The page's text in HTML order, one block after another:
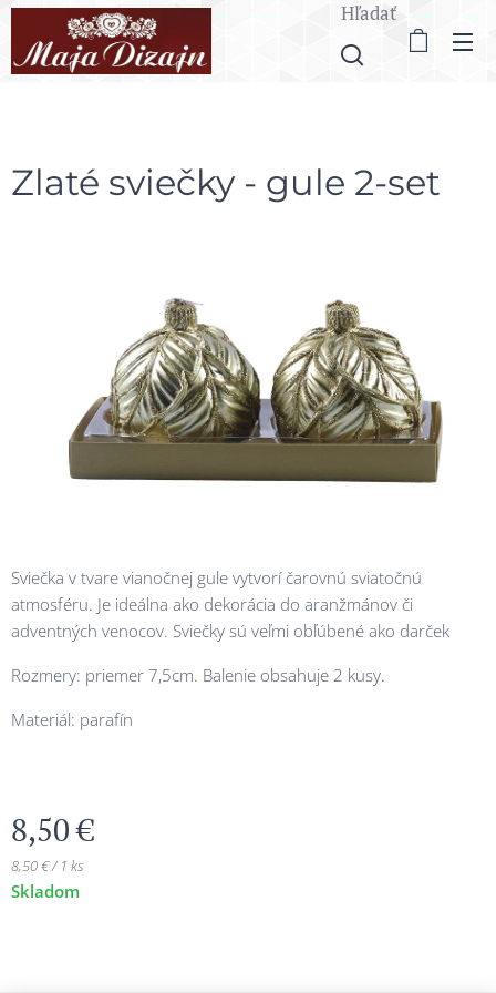
Hľadať
Zlaté sviečky - gule 2-set
Sviečka v tvare vianočnej gule vytvorí čarovnú sviatočnú
atmosféru. Je ideálna ako dekorácia do aranžmánov či
adventných venocov. Sviečky sú veľmi obľúbené ako darček
Rozmery: priemer 7,5cm. Balenie obsahuje 2 kusy.
Materiál: parafín
8,50€
8,50 € / 1 ks
Skladom